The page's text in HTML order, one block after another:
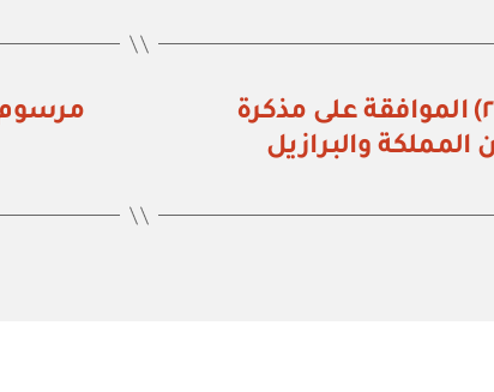
قرار مجلس الوزراء رقم (٢٧٢) الموافقة على مذكرة
والبرازيل